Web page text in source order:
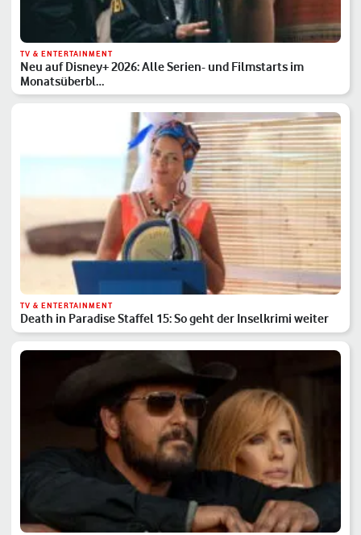
TV & ENTERTAINMENT
Neu auf Disney+ 2026: Alle Serien- und Filmstarts im
Monatsüberbl…
TV & ENTERTAINMENT
Death in Paradise Staffel 15: So geht der Inselkrimi weiter